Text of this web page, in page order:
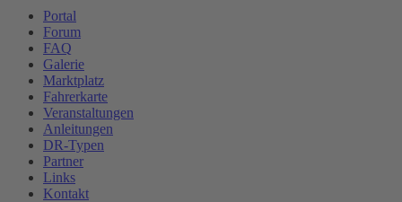
Portal
Forum
FAQ
Galerie
Marktplatz
Fahrerkarte
Veranstaltungen
Anleitungen
DR-Typen
Partner
Links
Kontakt